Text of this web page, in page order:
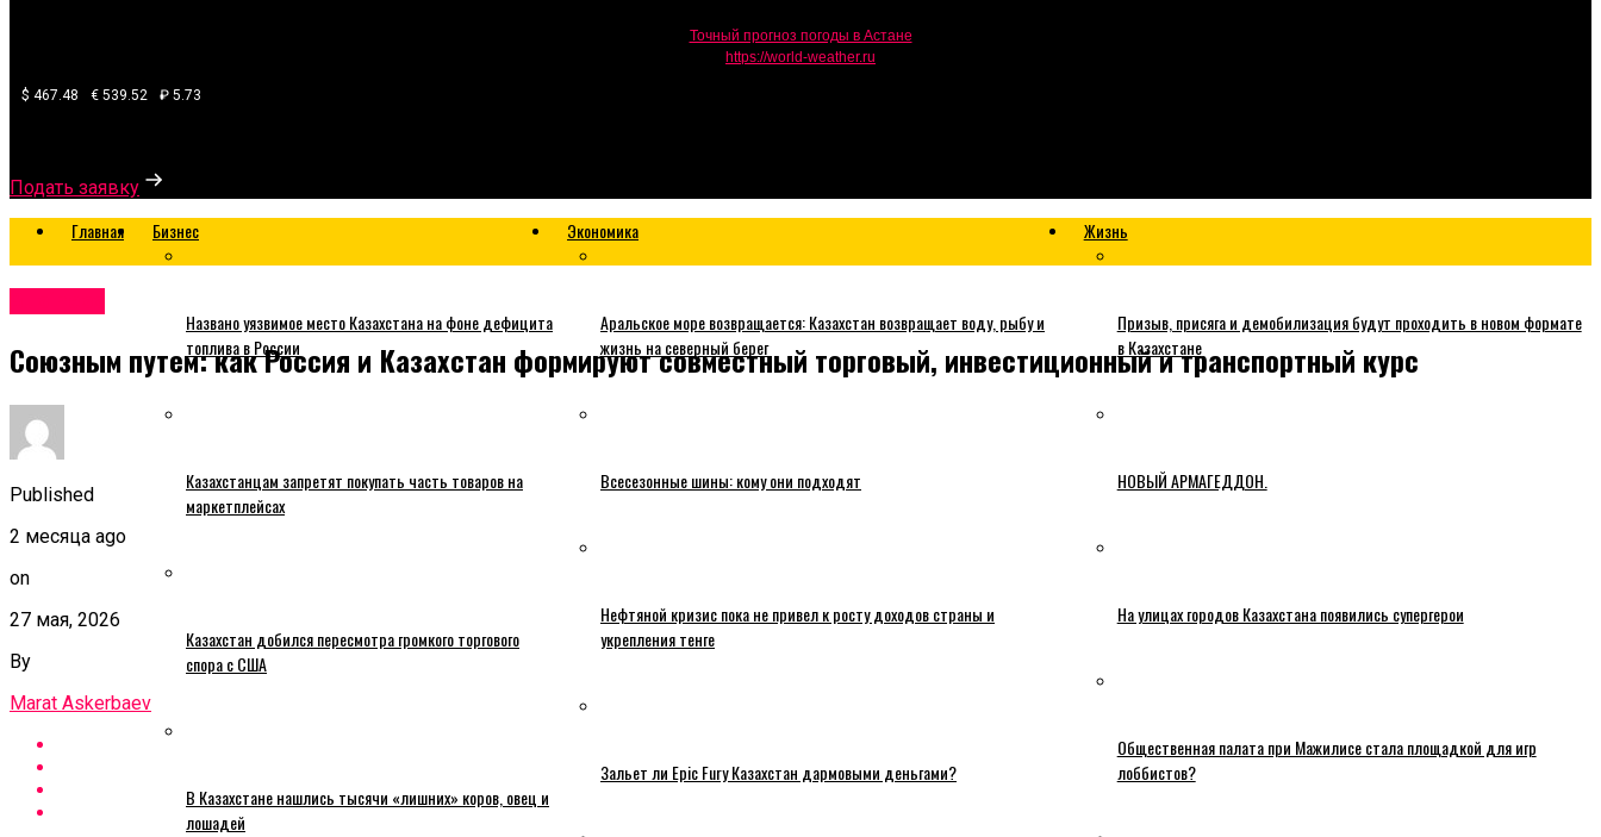
Точный прогноз погоды в Астане
https://world-weather.ru
$ 467.48 € 539.52 ₽ 5.73
Подать заявку
Главная Бизнес
Названо уязвимое место Казахстана на фоне дефицита
топлива в России
Казахстанцам запретят покупать часть товаров на
маркетплейсах
Казахстан добился пересмотра громкого торгового
спора с США
В Казахстане нашлись тысячи «лишних» коров, овец и
лошадей
Экономика
Аральское море возвращается: Казахстан возвращает воду, рыбу и
жизнь на северный берег
Всесезонные шины: кому они подходят
Нефтяной кризис пока не привел к росту доходов страны и
укрепления тенге
Зальет ли Epic Fury Казахстан дармовыми деньгами?
Жизнь
Призыв, присяга и демобилизация будут проходить в новом формате
в Казахстане
НОВЫЙ АРМАГЕДДОН.
На улицах городов Казахстана появились супергерои
Общественная палата при Мажилисе стала площадкой для игр
лоббистов?
Союзным путем: как Россия и Казахстан формируют совместный торговый, инвестиционный и транспортный курс
Published
2 месяца ago
on
27 мая, 2026
By
Marat Askerbaev